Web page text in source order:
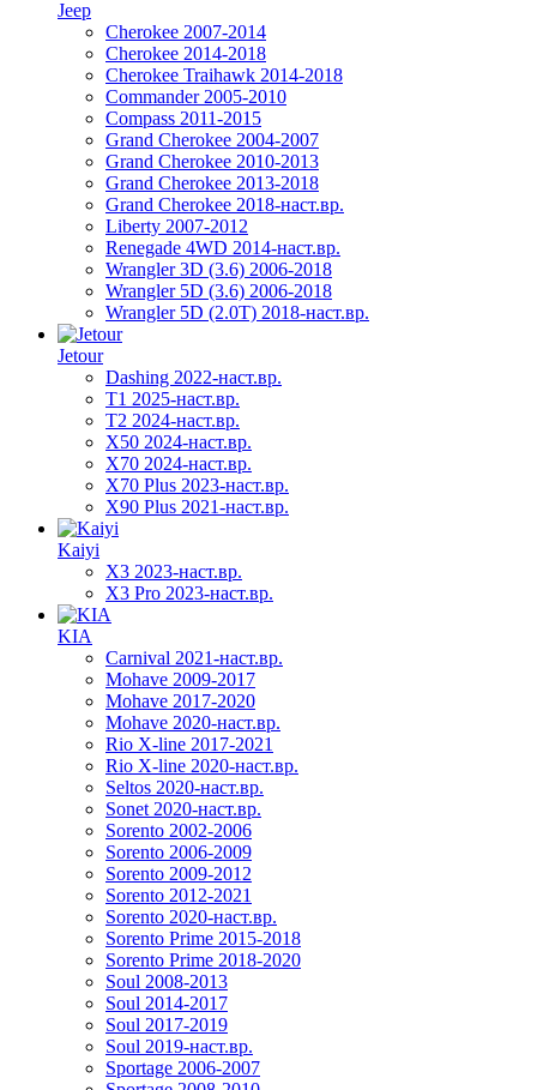
Jeep
Cherokee 2007-2014
Cherokee 2014-2018
Cherokee Traihawk 2014-2018
Commander 2005-2010
Compass 2011-2015
Grand Cherokee 2004-2007
Grand Cherokee 2010-2013
Grand Cherokee 2013-2018
Grand Cherokee 2018-наст.вр.
Liberty 2007-2012
Renegade 4WD 2014-наст.вр.
Wrangler 3D (3.6) 2006-2018
Wrangler 5D (3.6) 2006-2018
Wrangler 5D (2.0T) 2018-наст.вр.
Jetour
Dashing 2022-наст.вр.
T1 2025-наст.вр.
T2 2024-наст.вр.
X50 2024-наст.вр.
X70 2024-наст.вр.
X70 Plus 2023-наст.вр.
X90 Plus 2021-наст.вр.
Kaiyi
X3 2023-наст.вр.
X3 Pro 2023-наст.вр.
KIA
Carnival 2021-наст.вр.
Mohave 2009-2017
Mohave 2017-2020
Mohave 2020-наст.вр.
Rio X-line 2017-2021
Rio X-line 2020-наст.вр.
Seltos 2020-наст.вр.
Sonet 2020-наст.вр.
Sorento 2002-2006
Sorento 2006-2009
Sorento 2009-2012
Sorento 2012-2021
Sorento 2020-наст.вр.
Sorento Prime 2015-2018
Sorento Prime 2018-2020
Soul 2008-2013
Soul 2014-2017
Soul 2017-2019
Soul 2019-наст.вр.
Sportage 2006-2007